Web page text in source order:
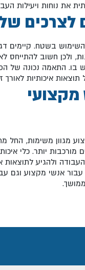
את נוחות ויעילות
לצרכים
בשטח. קיימים
ולכן חשוב להתייחס
בו. התאמה נכונה של
איכותיות לאורך
מקצועי
מגוון משימות, החל
מורכבות יותר. כלי
ולהגיע לתוצאות
עבור אנשי מקצוע וגם